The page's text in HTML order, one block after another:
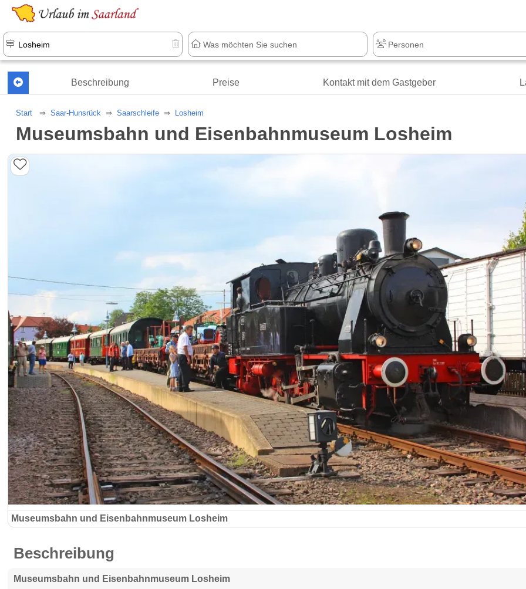
Beschreibung Preise Kontakt mit dem Gastgeber
Start Saar-Hunsrück Saarschleife Losheim
Museumsbahn und Eisenbahnmuseum Losheim
Museumsbahn und Eisenbahnmuseum Losheim
Beschreibung
Museumsbahn und Eisenbahnmuseum Losheim